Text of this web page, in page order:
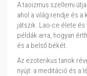
A taoizmus szellemi
ahol a világ rendje és
játszik. Lao-ce élete és
példák arra, hogyan
és a belső békét.
Az ezoterikus tanok
nyújt: a meditáció és a